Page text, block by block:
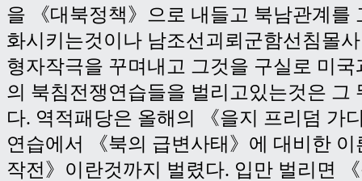
을 《대북정책》으로 내들고 북남관계를
화시키는것이나 남조선괴뢰군함선침몰
형자작극을 꾸며내고 그것을 구실로 미
의 북침전쟁연습들을 벌리고있는것은 그
다. 역적패당은 올해의 《을지 프리덤 가
연습에서 《북의 급변사태》에 대비한
작전》이란것까지 벌렸다. 입만 벌리면